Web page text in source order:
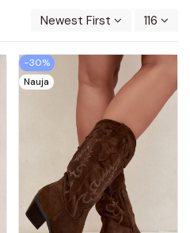
Newest First 116
−30%
Nauja